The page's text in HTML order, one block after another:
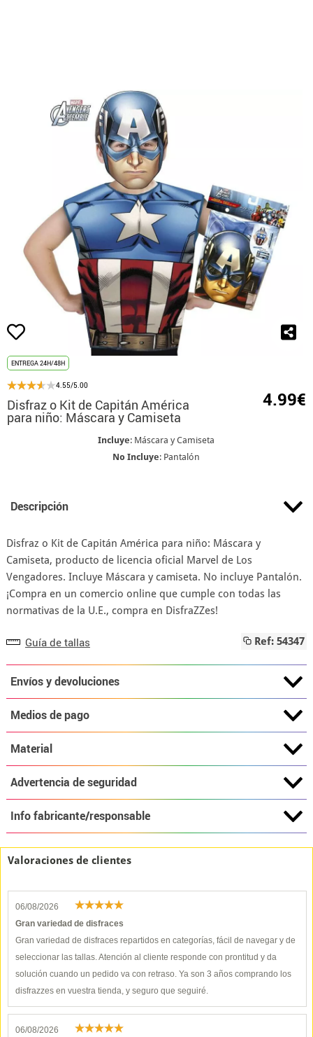
ENTREGA 24H/48H
4.55/5.00
Disfraz o Kit de Capitán América
para niño: Máscara y Camiseta
4.99€
Incluye: Máscara y Camiseta
No Incluye: Pantalón
Descripción
Disfraz o Kit de Capitán América para niño: Máscara y
Camiseta, producto de licencia oficial Marvel de Los
Vengadores. Incluye Máscara y camiseta. No incluye Pantalón.
¡Compra en un comercio online que cumple con todas las
normativas de la U.E., compra en DisfraZZes!
Guía de tallas Ref: 54347
Envíos y devoluciones
Medios de pago
Material
Advertencia de seguridad
Info fabricante/responsable
Valoraciones de clientes
06/08/2026
Gran variedad de disfraces
Gran variedad de disfraces repartidos en categorías, fácil de navegar y de
seleccionar las tallas. Atención al cliente responde con prontitud y da
solución cuando un pedido va con retraso. Ya son 3 años comprando los
disfrazzes en vuestra tienda, y seguro que seguiré.
06/08/2026